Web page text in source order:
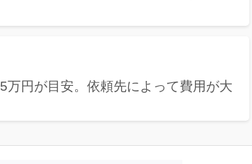
円が目安。依頼先によって費用が大